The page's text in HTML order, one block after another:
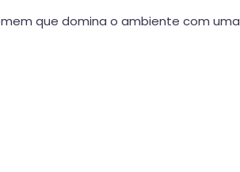
que domina o ambiente com uma